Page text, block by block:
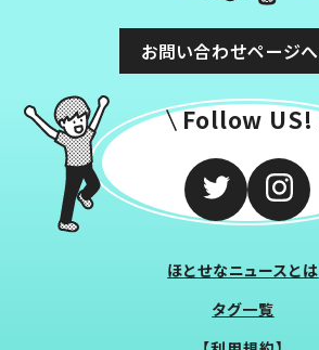
お問い合わせページへ
Follow US!
ほとせなニュースとは
タグ一覧